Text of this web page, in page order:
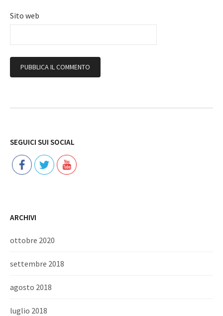
Sito web
SEGUICI SUI SOCIAL
ARCHIVI
ottobre 2020
settembre 2018
agosto 2018
luglio 2018